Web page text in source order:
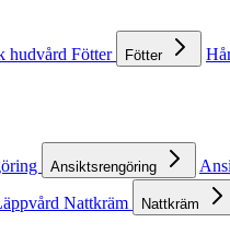
hudvård Fötter Fötter
Ansiktsrengöring
Nattkräm Nattkräm